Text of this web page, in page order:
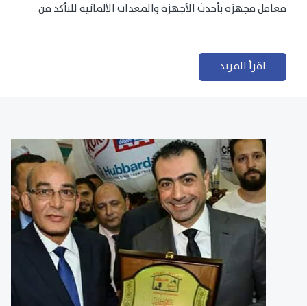
معامل مجهزه بأحدث الأجهزة والمعدات الآلمانية للتأكد من
اقرأ المزيد